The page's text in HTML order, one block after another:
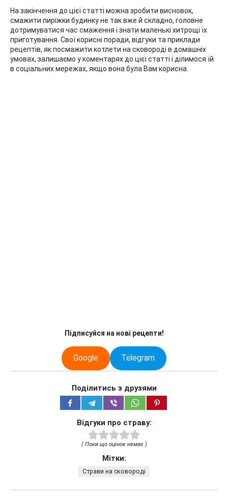
На закінчення до цієї статті можна зробити висновок,
смажити пиріжки будинку не так вже й складно, головне
дотримуватися час смаження і знати маленькі хитрощі їх
приготування. Свої корисні поради, відгуки та приклади
рецептів, як посмажити котлети на сковороді в домашніх
умовах, залишаємо у коментарях до цієї статті і ділимося їй
в соціальних мережах, якщо вона була Вам корисна.
Підписуйся на нові рецепти!
Google Telegram
Поділитись з друзями
Відгуки про страву:
( Поки що оцінок немає )
Мітки:
Страви на сковороді